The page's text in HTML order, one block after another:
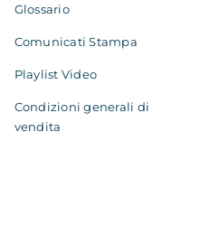
Glossario
Comunicati Stampa
Playlist Video
Condizioni generali di
vendita